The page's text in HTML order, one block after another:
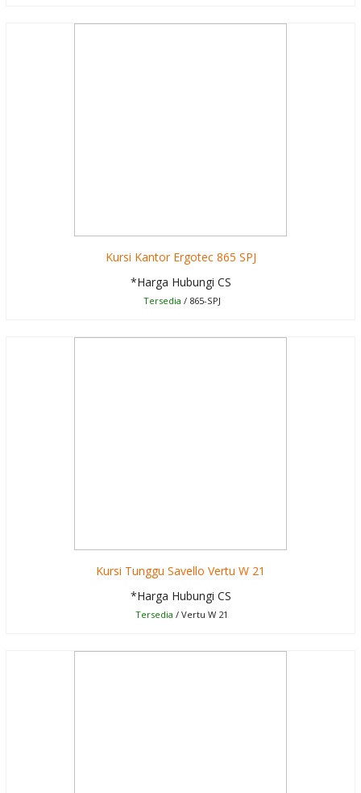
Kursi Kantor Ergotec 865 SPJ
*Harga Hubungi CS
Tersedia / 865-SPJ
Kursi Tunggu Savello Vertu W 21
*Harga Hubungi CS
Tersedia / Vertu W 21